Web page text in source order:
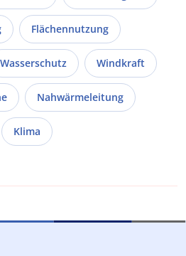
Flächennutzung
Wasserschutz Windkraft
Nahwärmeleitung
Klima